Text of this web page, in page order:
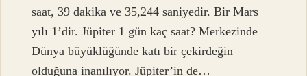
saat, 39 dakika ve 35,244 saniyedir. Bir Mars
yılı 1’dir. Jüpiter 1 gün kaç saat? Merkezinde
Dünya büyüklüğünde katı bir çekirdeğin
olduğuna inanılıyor. Jüpiter’in de…